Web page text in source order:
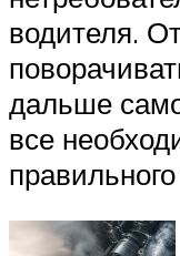
водителя.
дальше
все